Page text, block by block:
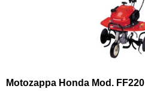
Motozappa Honda Mod. FF220